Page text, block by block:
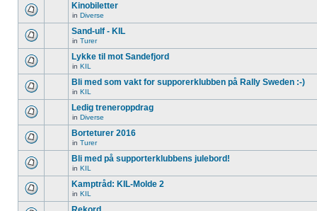
Kinobiletter
in Diverse
Sand-ulf - KIL
in Turer
Lykke til mot Sandefjord
in KIL
Bli med som vakt for supporerklubben på Rally Sweden :-)
in KIL
Ledig treneroppdrag
in Diverse
Borteturer 2016
in Turer
Bli med på supporterklubbens julebord!
in KIL
Kamptråd: KIL-Molde 2
in KIL